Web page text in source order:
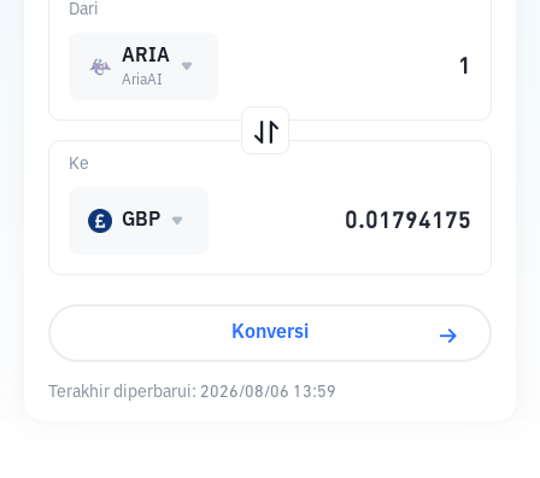
Dari
ARIA
AriaAI
Ke
GBP
Konversi
Terakhir diperbarui: 2026/08/06 13:59